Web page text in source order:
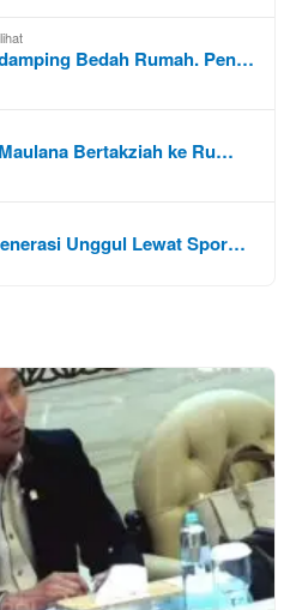
Bedah Rumah. Pen…
Bertakziah ke Ru…
Unggul Lewat Spor…